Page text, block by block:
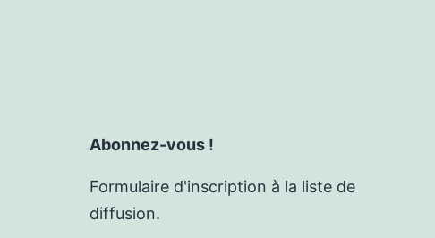
Abonnez-vous !
Formulaire d'inscription à la liste de
diffusion.